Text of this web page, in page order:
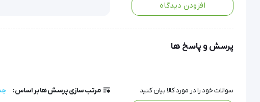
افزودن دیدگاه
پرسش و پاسخ ها
سوالات خود را در مورد کالا بیان کنید مرتب سازی پرسش ها بر اساس: